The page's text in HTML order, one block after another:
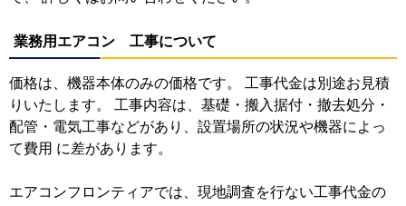
業務用エアコン 工事について
価格は、機器本体のみの価格です。 工事代金は別途お見積
りいたします。 工事内容は、基礎・搬入据付・撤去処分・
配管・電気工事などがあり、設置場所の状況や機器によっ
て費用 に差があります。
エアコンフロンティアでは、現地調査を行ない工事代金の